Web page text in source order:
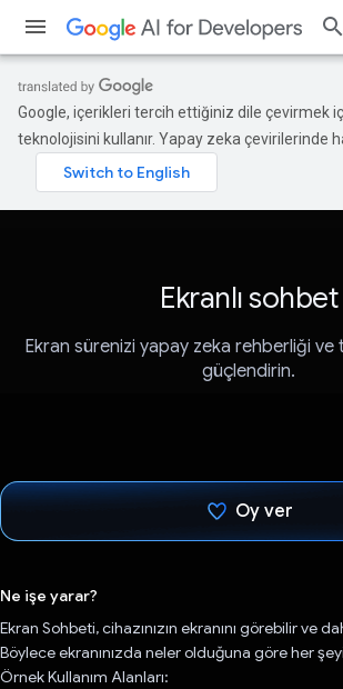
Google, içerikleri tercih ettiğiniz dile çevirmek
teknolojisini kullanır. Yapay zeka çevirilerinde
Ekranlı sohbet
Ekran sürenizi yapay zeka rehberliği ve
güçlendirin.
Oy ver
Ne işe yarar?
Ekran Sohbeti, cihazınızın ekranını görebilir ve
Böylece ekranınızda neler olduğuna göre her
Örnek Kullanım Alanları: